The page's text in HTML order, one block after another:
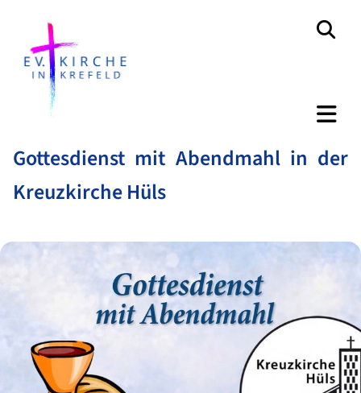
Gottesdienst mit Abendmahl in der
Kreuzkirche Hüls